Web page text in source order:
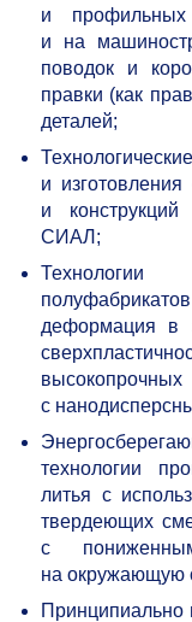
и
и на
поводок и
правки (как
деталей;
и
и
СИАЛ;
Технологии
деформация в
с
технологии
литья с
твердеющих
с
на окружающую